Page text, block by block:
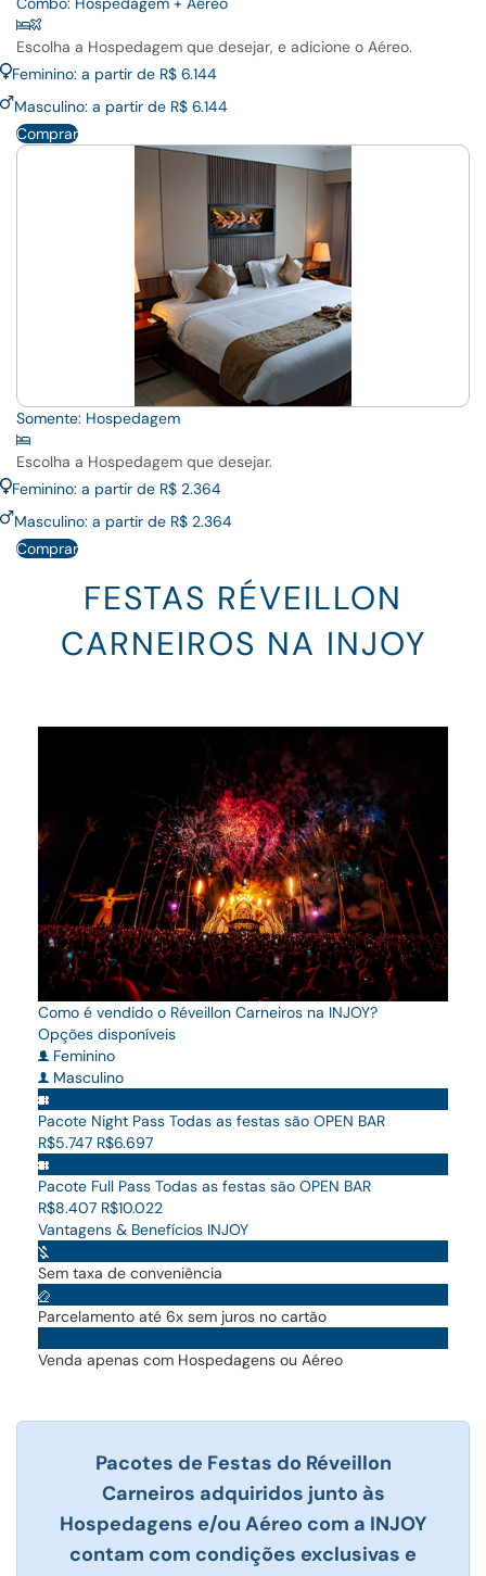
Escolha a Hospedagem que desejar, e adicione o Aéreo.
Feminino: a partir de R$ 6.144
Masculino: a partir de R$ 6.144
Comprar
Somente: Hospedagem
Escolha a Hospedagem que desejar.
Feminino: a partir de R$ 2.364
Masculino: a partir de R$ 2.364
Comprar
FESTAS RÉVEILLON
CARNEIROS NA INJOY
Como é vendido o Réveillon Carneiros na INJOY?
Opções disponíveis
Feminino
Masculino
Pacote Night Pass Todas as festas são OPEN BAR
R$5.747 R$6.697
Pacote Full Pass Todas as festas são OPEN BAR
R$8.407 R$10.022
Vantagens & Benefícios INJOY
Sem taxa de conveniência
Parcelamento até 6x sem juros no cartão
Venda apenas com Hospedagens ou Aéreo
Pacotes de Festas do Réveillon
Carneiros adquiridos junto às
Hospedagens e/ou Aéreo com a INJOY
contam com condições exclusivas e